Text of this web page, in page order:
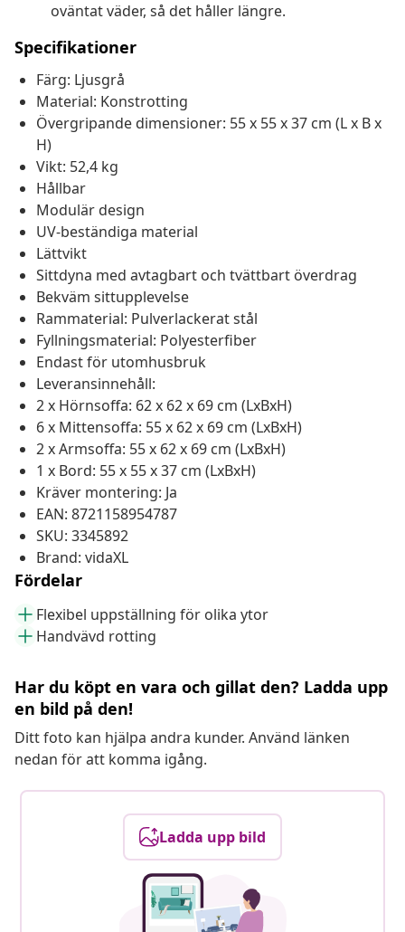
oväntat väder, så det håller längre.
Specifikationer
Färg: Ljusgrå
Material: Konstrotting
Övergripande dimensioner: 55 x 55 x 37 cm (L x B x
H)
Vikt: 52,4 kg
Hållbar
Modulär design
UV-beständiga material
Lättvikt
Sittdyna med avtagbart och tvättbart överdrag
Bekväm sittupplevelse
Rammaterial: Pulverlackerat stål
Fyllningsmaterial: Polyesterfiber
Endast för utomhusbruk
Leveransinnehåll:
2 x Hörnsoffa: 62 x 62 x 69 cm (LxBxH)
6 x Mittensoffa: 55 x 62 x 69 cm (LxBxH)
2 x Armsoffa: 55 x 62 x 69 cm (LxBxH)
1 x Bord: 55 x 55 x 37 cm (LxBxH)
Kräver montering: Ja
EAN: 8721158954787
SKU: 3345892
Brand: vidaXL
Fördelar
Flexibel uppställning för olika ytor
Handvävd rotting
Har du köpt en vara och gillat den? Ladda upp
en bild på den!
Ditt foto kan hjälpa andra kunder. Använd länken
nedan för att komma igång.
Ladda upp bild